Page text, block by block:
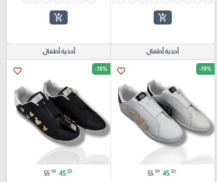
add_shopping_cart
add_shopping_cart
أحذية أطفال
favorite_border -18%
55 ₪ 45 ₪
أحذية أطفال
favorite_border -18%
55 ₪ 45 ₪